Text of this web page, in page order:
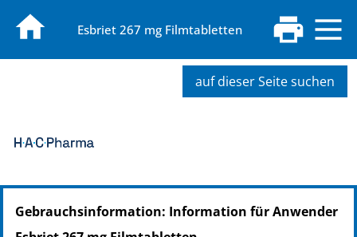
Esbriet 267 mg Filmtabletten
auf dieser Seite suchen
PZN: 12456521
PPN: 111245652124
NTIN: 04150124565216
Gebrauchsinformation: Information für Anwender